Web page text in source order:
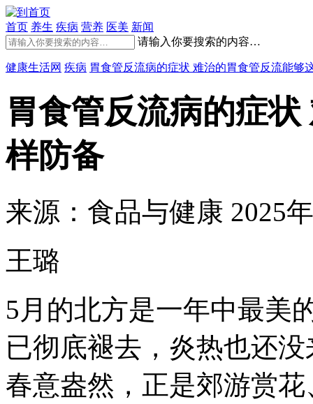
首页 养生 疾病 营养 医美 新闻
请输入你要搜索的内容…
健康生活网 疾病 胃食管反流病的症状 难治的胃食管反流能够
胃食管反流病的症
样防备
来源：食品与健康 2025
王璐
5月的北方是一年中最
已彻底褪去，炎热也还
春意盎然，正是郊游赏